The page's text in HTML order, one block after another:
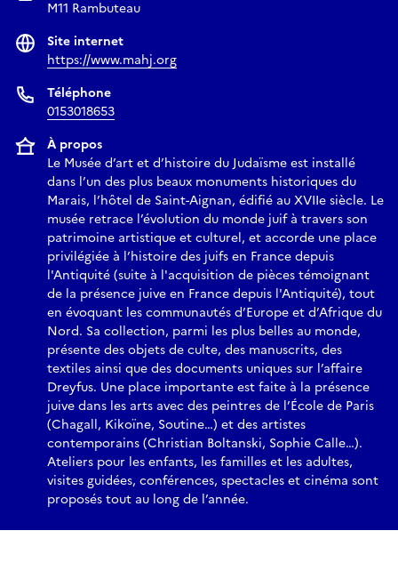
M11 Rambuteau
Site internet
https://www.mahj.org
Téléphone
0153018653
À propos
Le Musée d’art et d’histoire du Judaïsme est installé
dans l’un des plus beaux monuments historiques du
Marais, l’hôtel de Saint-Aignan, édifié au XVIIe siècle. Le
musée retrace l’évolution du monde juif à travers son
patrimoine artistique et culturel, et accorde une place
privilégiée à l’histoire des juifs en France depuis
l'Antiquité (suite à l'acquisition de pièces témoignant
de la présence juive en France depuis l'Antiquité), tout
en évoquant les communautés d’Europe et d’Afrique du
Nord. Sa collection, parmi les plus belles au monde,
présente des objets de culte, des manuscrits, des
textiles ainsi que des documents uniques sur l’affaire
Dreyfus. Une place importante est faite à la présence
juive dans les arts avec des peintres de l’École de Paris
(Chagall, Kikoïne, Soutine…) et des artistes
contemporains (Christian Boltanski, Sophie Calle…).
Ateliers pour les enfants, les familles et les adultes,
visites guidées, conférences, spectacles et cinéma sont
proposés tout au long de l’année.